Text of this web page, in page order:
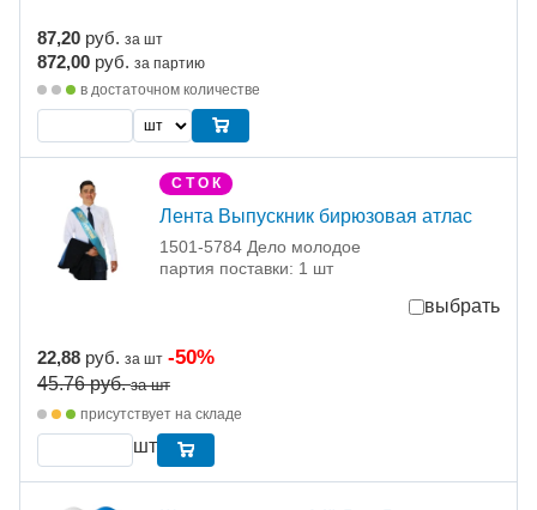
87,20 руб. за шт
872,00 руб. за партию
в достаточном количестве
С Т О К
Лента Выпускник бирюзовая атлас
1501-5784 Дело молодое
партия поставки: 1 шт
выбрать
22,88 руб. за шт -50%
45.76руб. за шт
присутствует на складе
шт